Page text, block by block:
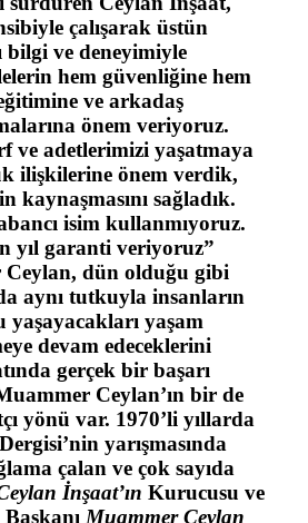
çalışarak üstün
bilgi ve deneyimiyle
hem güvenliğine hem
ve arkadaş
önem veriyoruz.
ve adetlerimizi yaşatmaya
ilişkilerine önem verdik,
kaynaşmasını sağladık.
isim kullanmıyoruz.
yıl garanti veriyoruz”
dün olduğu gibi
aynı tutkuyla insanların
yaşam
devam edeceklerini
gerçek bir başarı
Ceylan’ın bir de
yönü var. 1970’li yıllarda
yarışmasında
çalan ve çok sayıda
İnşaat’ın Kurucusu ve
Muammer Ceylan